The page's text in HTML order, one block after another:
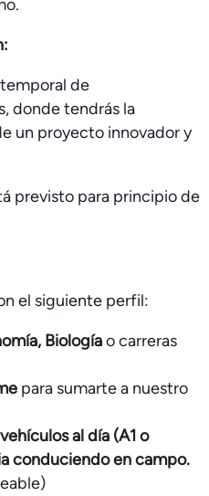
de
donde tendrás la
un proyecto innovador y
previsto para principio de
el siguiente perfil:
Biologíao carreras
para sumarte a nuestro
al día (A1 o
conduciendo en campo.